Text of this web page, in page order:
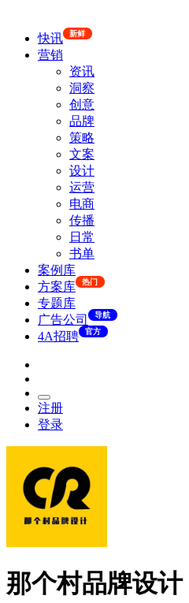
快讯 新鲜
营销
资讯
洞察
创意
品牌
策略
文案
设计
运营
电商
传播
日常
书单
案例库
方案库
热门
专题库
广告公司
导航
4A招聘 官方
注册
登录
那个村品牌设计